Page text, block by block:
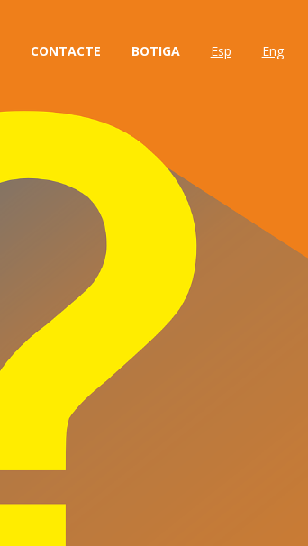
CONTACTE BOTIGA Esp Eng